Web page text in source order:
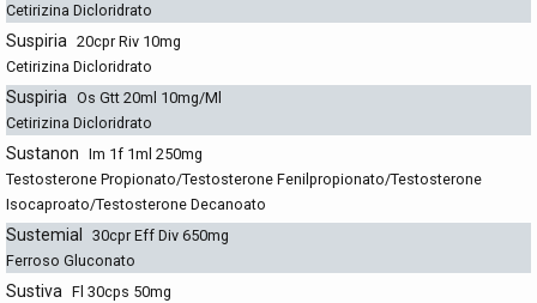
Cetirizina Dicloridrato
Suspiria 20cpr Riv 10mg
Cetirizina Dicloridrato
Suspiria Os Gtt 20ml 10mg/Ml
Cetirizina Dicloridrato
Sustanon Im 1f 1ml 250mg
Testosterone Propionato/Testosterone Fenilpropionato/Testosterone
Isocaproato/Testosterone Decanoato
Sustemial
30cpr Eff Div 650mg
Ferroso Gluconato
Sustiva Fl 30cps 50mg